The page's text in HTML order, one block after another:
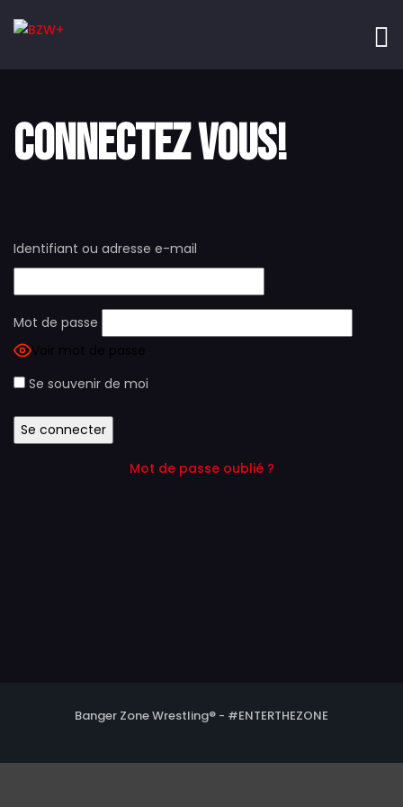
CONNECTEZ VOUS!
Identifiant ou adresse e-mail
Mot de passe
Se souvenir de moi
Mot de passe oublié ?
Banger Zone Wrestling® - #ENTERTHEZONE